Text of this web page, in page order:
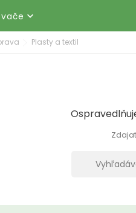

Plasty a textil